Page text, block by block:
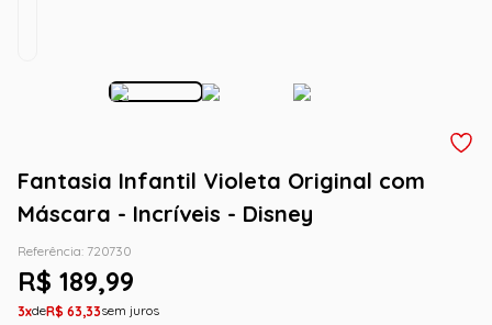
Fantasia Infantil Violeta Original com
Máscara - Incríveis - Disney
Referência: 720730
R$ 189,99
3 R$ 63,33